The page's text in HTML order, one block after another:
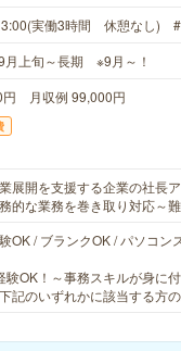
実働3時間 休憩なし)
月上旬～長期 ※9月～！
円 月収例 99,000円
展開を支援する企業の社長
的な業務を巻き取り対応～
OK / ブランクOK / パソコン
験OK！～事務スキルが身に
記のいずれかに該当する方